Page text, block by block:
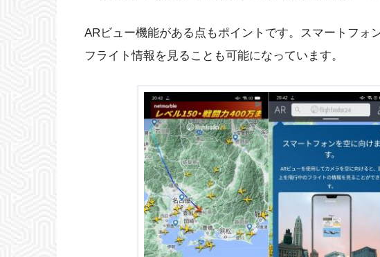
ARビュー機能がある点もポイントです。スマートフォ
フライト情報を見ることも可能になっています。